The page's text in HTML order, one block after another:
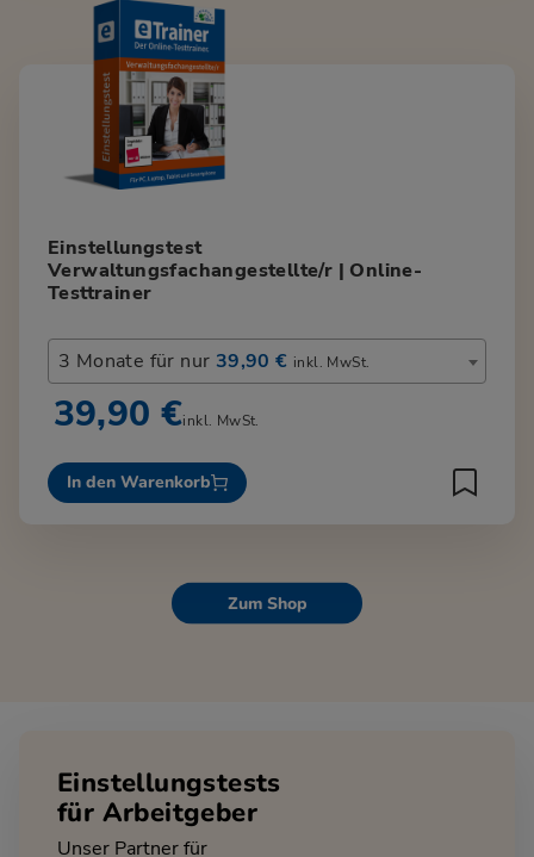
Einstellungstest
Verwaltungsfachangestellte/r | Online-
Testtrainer
3 Monate für nur 39,90 € inkl. MwSt.
39,90 €inkl. MwSt.
In den Warenkorb
Zum Shop
Einstellungstests
für Arbeitgeber
Unser Partner für